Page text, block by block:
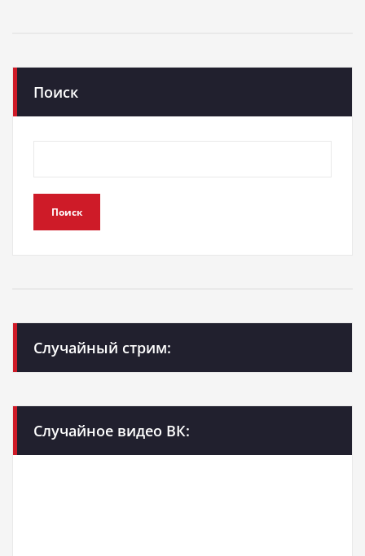
Поиск
Поиск
Случайный стрим:
Случайное видео ВК: